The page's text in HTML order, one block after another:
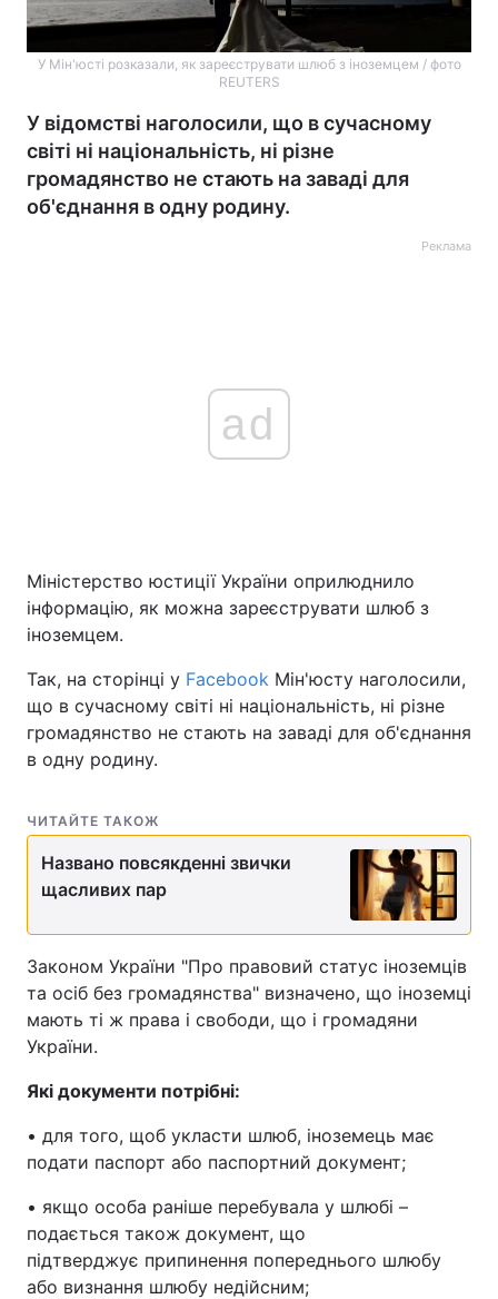
У Мін'юсті розказали, як зареєструвати шлюб з іноземцем / фото
REUTERS
У відомстві наголосили, що в сучасному
світі ні національність, ні різне
громадянство не стають на заваді для
об'єднання в одну родину.
Реклама
ad
Міністерство юстиції України оприлюднило
інформацію, як можна зареєструвати шлюб з
іноземцем.
Так, на сторінці у Facebook Мін'юсту наголосили,
що в сучасному світі ні національність, ні різне
громадянство не стають на заваді для об'єднання
в одну родину.
ЧИТАЙТЕ ТАКОЖ
Названо повсякденні звички
щасливих пар
Законом України "Про правовий статус іноземців
та осіб без громадянства" визначено, що іноземці
мають ті ж права і свободи, що і громадяни
України.
Які документи потрібні:
• для того, щоб укласти шлюб, іноземець має
подати паспорт або паспортний документ;
• якщо особа раніше перебувала у шлюбі –
подається також документ, що
підтверджує припинення попереднього шлюбу
або визнання шлюбу недійсним;